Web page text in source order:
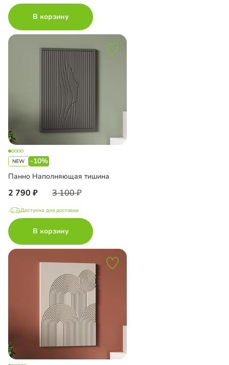
В корзину
-10%
Панно Наполняющая тишина
2 790 3 100
Доступно для доставки
В корзину